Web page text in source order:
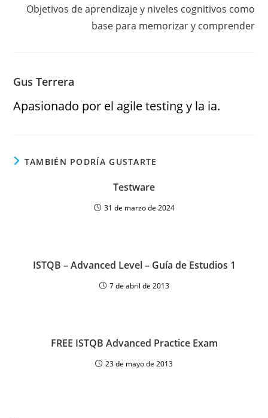
Objetivos de aprendizaje y niveles cognitivos como
base para memorizar y comprender
Gus Terrera
Apasionado por el agile testing y la ia.
TAMBIÉN PODRÍA GUSTARTE
Testware
31 de marzo de 2024
ISTQB – Advanced Level – Guía de Estudios 1
7 de abril de 2013
FREE ISTQB Advanced Practice Exam
23 de mayo de 2013